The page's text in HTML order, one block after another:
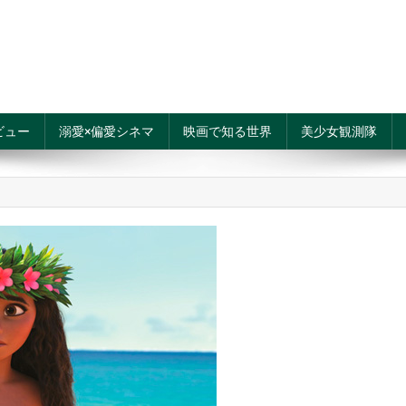
ュー 溺愛×偏愛シネマ 映画で知る世界 美少女観測隊